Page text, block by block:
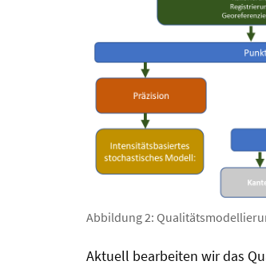
Abbildung 2:
Aktuell bearbeiten wir das